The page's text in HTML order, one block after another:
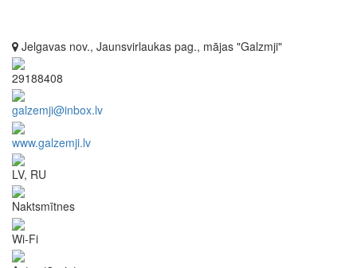
Jelgavas nov., Jaunsvirlaukas pag., mājas "Galzmji"
29188408
galzemji@inbox.lv
www.galzemji.lv
LV, RU
Naktsmītnes
Wi-Fi